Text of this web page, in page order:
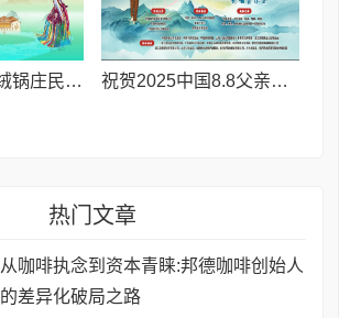
2025马尔康嘉绒锅庄民俗传统系列活动拉开帷幕 千人多民族锅庄巡游点燃“幸福锅庄城” 祝贺2025中国8.8父亲节“孝行天下家风传承”论坛暨祈福音乐会圆满成功
热门文章
从咖啡执念到资本青睐:邦德咖啡创始人
的差异化破局之路